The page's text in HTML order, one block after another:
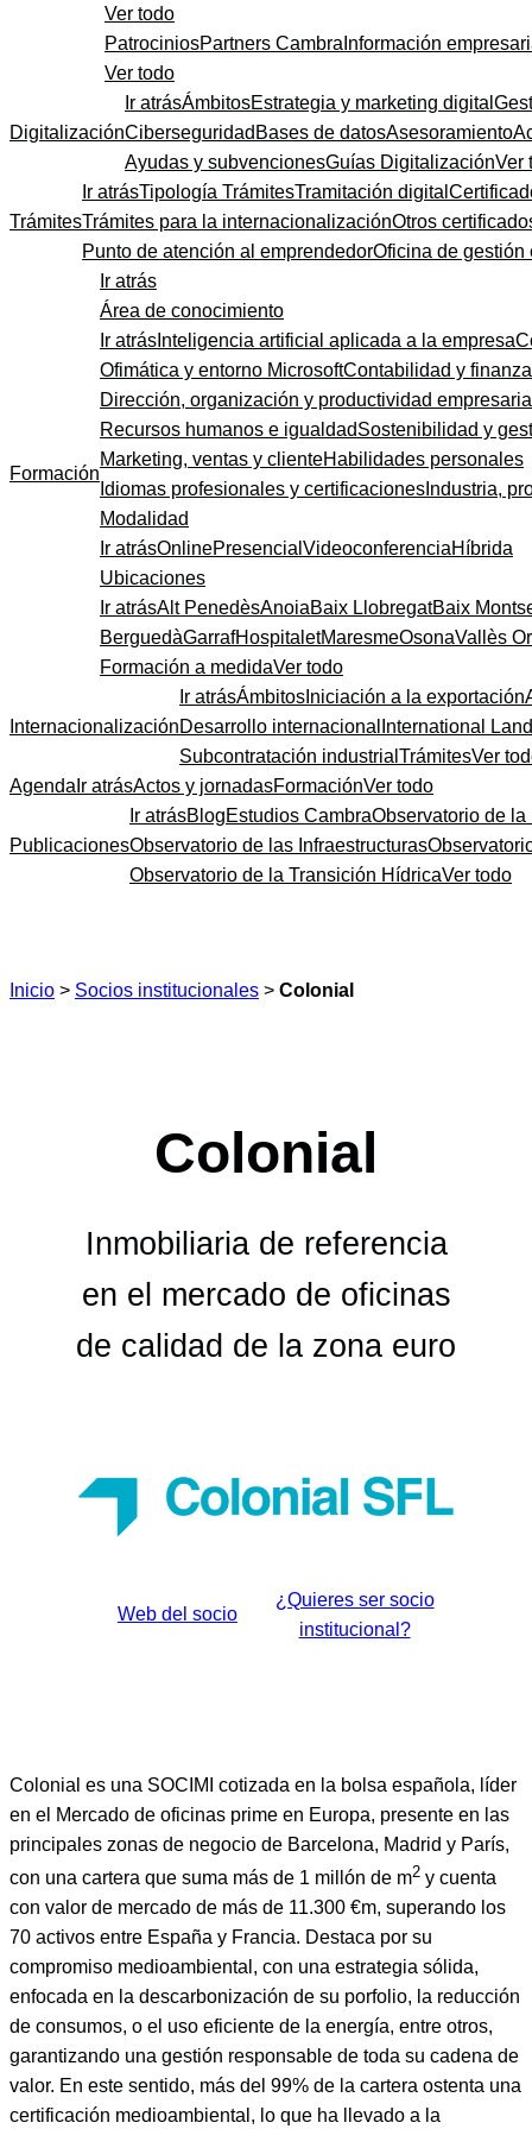
Ver todo
PatrociniosPartners Cambra Información
Ver todo
Digitalización
Ir atrásÁmbitosEstrategia y marketing digital
Ciberseguridad Bases de datosAsesoramiento
Ayudas y subvencionesGuías DigitalizaciónVer
Trámites
Ir atrásTipología TrámitesTramitación digital
Trámites para la internacionalizaciónOtros
Punto de atención al emprendedorOficina de gestión
Formación
Ir atrás
Área de conocimiento
Ir atrás Inteligencia artificial aplicada a la empresa
Ofimática y entorno MicrosoftContabilidad y
Dirección, organización y productividad
Recursos humanos e igualdadSostenibilidad y
Marketing, ventas y clienteHabilidades personales
Idiomas profesionales y certificaciones Industria,
Modalidad
Ir atrásOnlinePresencial VideoconferenciaHíbrida
Ubicaciones
Ir atrásAlt PenedèsAnoiaBaix LlobregatBaix
BerguedàGarrafHospitaletMaresmeOsonaVallès
Formación a medidaVer todo
Internacionalización
Ir atrásÁmbitos Iniciación a la exportación
Desarrollo internacional International
Subcontratación industrial TrámitesVer
Agenda Ir atrásActos y jornadasFormaciónVer todo
Publicaciones
Ir atrásBlogEstudios CambraObservatorio de la
Observatorio de las Infraestructuras
Observatorio de la Transición HídricaVer todo
Inicio > Socios institucionales > Colonial
Colonial
Inmobiliaria de referencia
en el mercado de oficinas
de calidad de la zona euro
Web del socio
¿Quieres ser socio
institucional?
Colonial es una SOCIMI cotizada en la bolsa española, líder
en el Mercado de oficinas prime en Europa, presente en las
principales zonas de negocio de Barcelona, Madrid y París,
con una cartera que suma más de 1 millón de m2 y cuenta
con valor de mercado de más de 11.300 €m, superando los
70 activos entre España y Francia. Destaca por su
compromiso medioambiental, con una estrategia sólida,
enfocada en la descarbonización de su porfolio, la reducción
de consumos, o el uso eficiente de la energía, entre otros,
garantizando una gestión responsable de toda su cadena de
valor. En este sentido, más del 99% de la cartera ostenta una
certificación medioambiental, lo que ha llevado a la